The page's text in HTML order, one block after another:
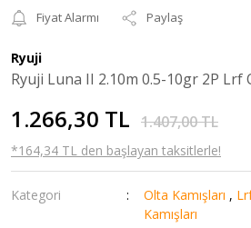
Fiyat Alarmı
Paylaş
Ryuji
Ryuji Luna II 2.10m 0.5-10gr 2P Lrf
1.266,30 TL 1.407,00 TL
*164,34 TL den başlayan taksitlerle!
Kategori Olta Kamışları ,
Kamışları